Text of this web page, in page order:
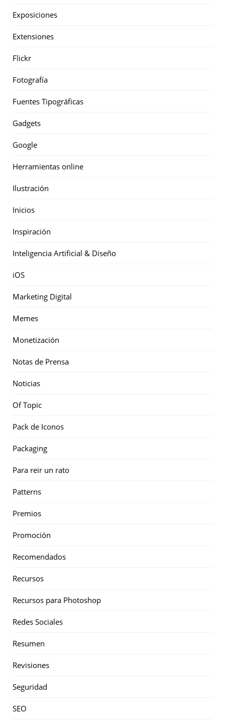
Exposiciones
Extensiones
Flickr
Fotografía
Fuentes Tipográficas
Gadgets
Google
Herramientas online
Ilustración
Inicios
Inspiración
Inteligencia Artificial & Diseño
iOS
Marketing Digital
Memes
Monetización
Notas de Prensa
Noticias
Of Topic
Pack de Iconos
Packaging
Para reir un rato
Patterns
Premios
Promoción
Recomendados
Recursos
Recursos para Photoshop
Redes Sociales
Resumen
Revisiones
Seguridad
SEO